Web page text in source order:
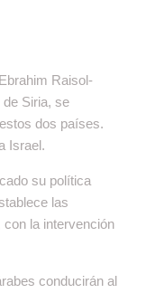
Raisol-
Siria, se
dos países.
Israel.
su política
las
con la intervención
conducirán al